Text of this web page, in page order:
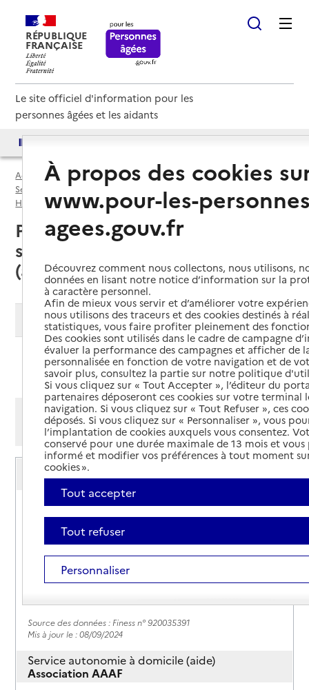
RÉPUBLIQUE
FRANÇAISE
Le site officiel d'information pour les
personnes âgées et les aidants
Accueil
Espace annuaire
Services autonomie à domicile (aide) par département
Hauts-de-Seine (92)
Service autonomie à domicile (aide)
Puteaux (92800) : liste des 8
services autonomie à domicile
(aide)
Modifier ma recherche
Ajouter cette recherche aux favoris
Afficher les résultats par:
Mode liste
Mode carte
Service autonomie à domicile (aide)
ADHAP Services
Adresse
29 rue des Pavillons
92800-Puteaux
01 41 02 01 43
Contact
Rapport HAS
Source des données : Finess n° 920035391
Mis à jour le : 08/09/2024
Service autonomie à domicile (aide)
Association AAAF
À propos des cookies
www.pour-les-
agees.gouv.fr
Découvrez comment nous collectons, nous utilisons,
données en lisant notre notice d’information sur la
à caractère personnel.
Afin de mieux vous servir et d’améliorer votre
nous utilisons des traceurs et des cookies destinés à
statistiques, vous faire profiter pleinement des
Des cookies sont utilisés dans le cadre de campagne
évaluer la performance des campagnes et afficher de
personnalisée en fonction de votre navigation et de
savoir plus, consultez la partie sur notre politique
Si vous cliquez sur « Tout Accepter », l’éditeur du
partenaires déposeront ces cookies sur votre terminal
navigation. Si vous cliquez sur « Tout Refuser », ces
déposés. Si vous cliquez sur « Personnaliser », vous
l’implantation de cookies auxquels vous consentez.
conservé pour une durée maximale de 13 mois et
informé et modifier vos préférences à tout moment
cookies ».
Tout accepter
Tout refuser
Personnaliser